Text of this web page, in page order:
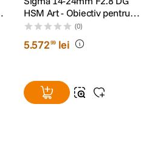
HSM Art - Obiectiv pentru
Nikon FX
(0)
5.57299 lei